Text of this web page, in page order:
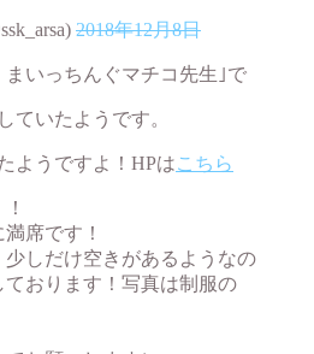
2018年12月8日
いっちんぐマチコ先生｣で
ていたようです。
ようですよ！HPはこちら
席です！
しだけ空きがあるようなの
おります！写真は制服の